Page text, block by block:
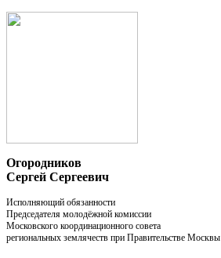
Огородников
Сергей Сергеевич
Исполняющий обязанности
Председателя молодёжной комиссии
Московского координационного совета
региональных землячеств при Правительстве Москвы